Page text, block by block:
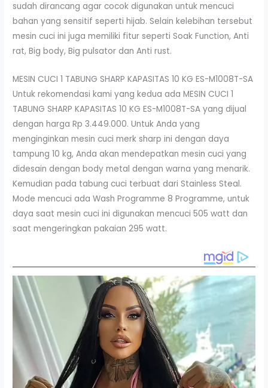
sudah dirancang agar cocok digunakan untuk mencuci
bahan yang sensitif seperti hijab. Selain kelebihan tersebut
mesin cuci ini juga memiliki fitur seperti Soak Function, Anti
rat, Big body, Big pulsator dan Anti rust.
MESIN CUCI 1 TABUNG SHARP KAPASITAS 10 KG ES-M1008T-SA
Untuk rekomendasi kami yang kedua ada MESIN CUCI 1
TABUNG SHARP KAPASITAS 10 KG ES-M1008T-SA yang dijual
dengan harga Rp 3.449.000. Untuk Anda yang
menginginkan mesin cuci merk sharp ini dengan daya
tampung 10 kg, Anda akan mendepatkan mesin cuci yang
didesain dengan body metal dengan warna yang menarik.
Kemudian pada tabung cuci terbuat dari Stainless Steal.
Mode mencuci ada Wash Programme 8 Programme, untuk
daya saat mesin cuci ini digunakan mencuci 505 watt dan
saat mengeringkan pakaian 295 watt.